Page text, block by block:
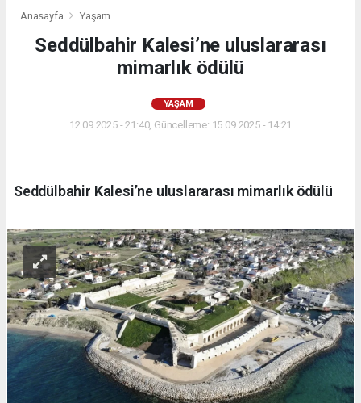
Anasayfa Yaşam
Seddülbahir Kalesi’ne uluslararası
mimarlık ödülü
YAŞAM
12.09.2025 - 21:40, Güncelleme: 15.09.2025 - 14:21
Seddülbahir Kalesi’ne uluslararası mimarlık ödülü